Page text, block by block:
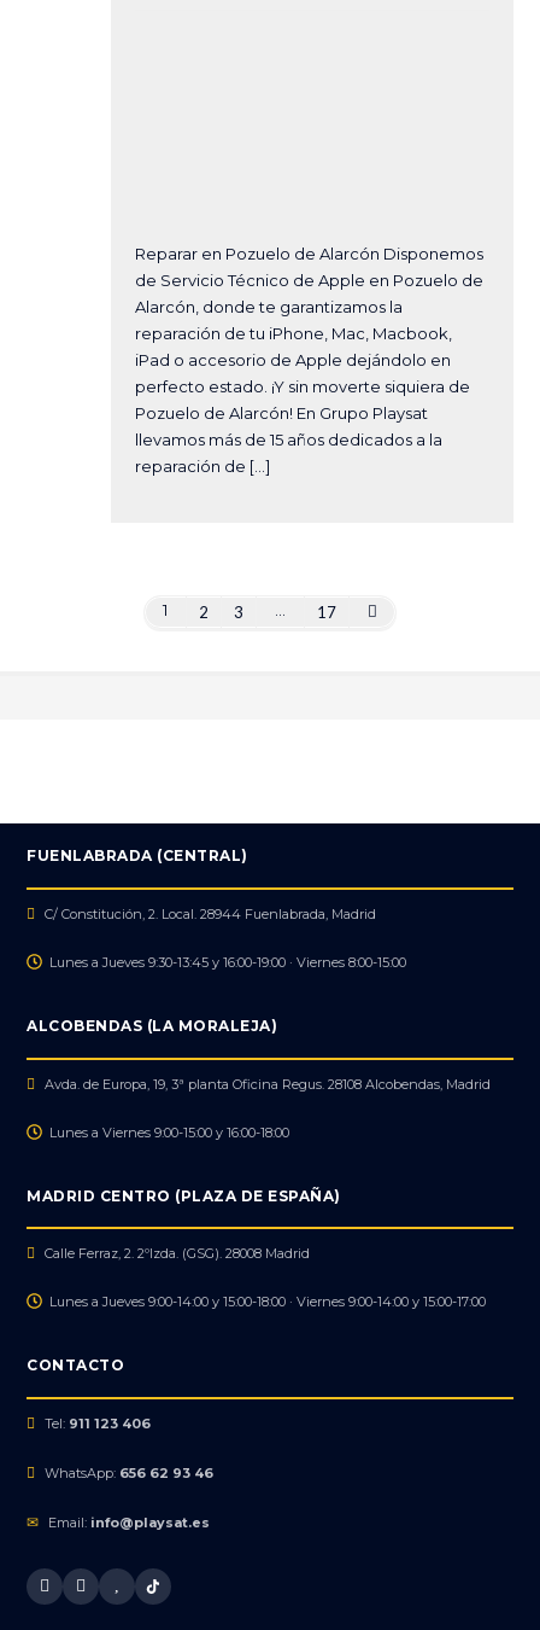
Reparar en Pozuelo de Alarcón Disponemos
de Servicio Técnico de Apple en Pozuelo de
Alarcón, donde te garantizamos la
reparación de tu iPhone, Mac, Macbook,
iPad o accesorio de Apple dejándolo en
perfecto estado. ¡Y sin moverte siquiera de
Pozuelo de Alarcón! En Grupo Playsat
llevamos más de 15 años dedicados a la
reparación de […]
1 2 3 17
FUENLABRADA (CENTRAL)
C/ Constitución, 2. Local. 28944 Fuenlabrada, Madrid
Lunes a Jueves 9:30-13:45 y 16:00-19:00 · Viernes 8:00-15:00
ALCOBENDAS (LA MORALEJA)
Avda. de Europa, 19, 3ª planta Oficina Regus. 28108 Alcobendas, Madrid
Lunes a Viernes 9:00-15:00 y 16:00-18:00
MADRID CENTRO (PLAZA DE ESPAÑA)
Calle Ferraz, 2. 2ºIzda. (GSG). 28008 Madrid
Lunes a Jueves 9:00-14:00 y 15:00-18:00 · Viernes 9:00-14:00 y 15:00-17:00
CONTACTO
Tel: 911 123 406
WhatsApp: 656 62 93 46
Email: info@playsat.es